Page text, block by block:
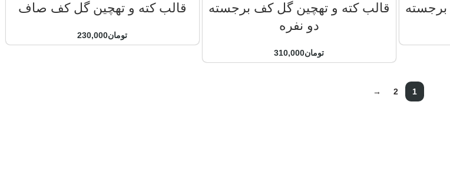
قالب کته و تهچین گل کف برجسته
دو نفره
تومان310,000
قالب کته و تهچین گل کف صاف
تومان230,000
1
2
→